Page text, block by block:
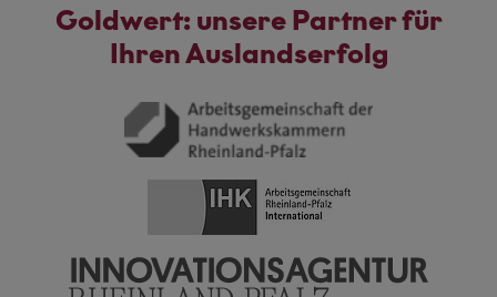
Goldwert: unsere Partner für
Ihren Auslandserfolg